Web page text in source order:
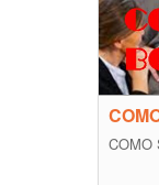
COMO